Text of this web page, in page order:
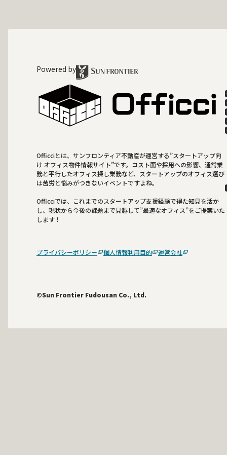
Powered by
Officciとは、サンフロンティア不動産が運営する”スタートアップ向
け オフィス物件情報サイト”です。コスト面や採用への影響、通常業
務と平行したオフィス探し業務など、スタートアップのオフィス選び
は苦労と悩みがつきないイベントですよね。
Officciでは、これまでのスタートアップ支援経験で得た知見を活か
し、現状から今後の課題まで見越して”最適なオフィス”をご提案いた
します！
プライバシーポリシー 個人情報利用目的 運営会社
©Sun Frontier Fudousan Co., Ltd.